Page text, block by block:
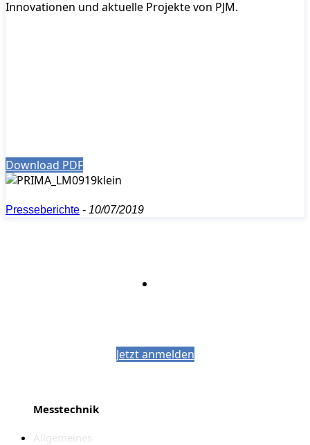
Innovationen und aktuelle Projekte von PJM.
Download PDF
Presseberichte - 10/07/2019
Jetzt anmelden
Messtechnik
Allgemeines